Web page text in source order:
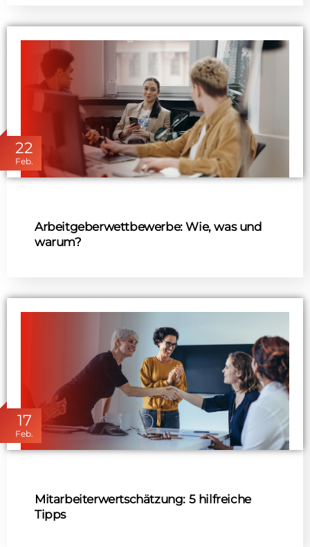
22
Feb.
Arbeitgeberwettbewerbe: Wie, was und
warum?
17
Feb.
Mitarbeiterwertschätzung: 5 hilfreiche
Tipps